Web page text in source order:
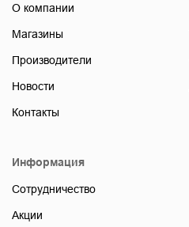
О компании
Магазины
Производители
Новости
Контакты
Информация
Сотрудничество
Акции